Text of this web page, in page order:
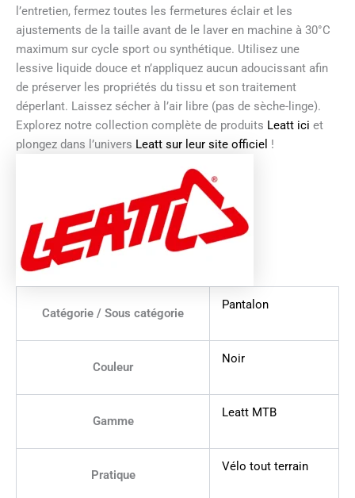
l’entretien, fermez toutes les fermetures éclair et les
ajustements de la taille avant de le laver en machine à 30°C
maximum sur cycle sport ou synthétique. Utilisez une
lessive liquide douce et n’appliquez aucun adoucissant afin
de préserver les propriétés du tissu et son traitement
déperlant. Laissez sécher à l’air libre (pas de sèche-linge).
Explorez notre collection complète de produits Leatt ici et
plongez dans l’univers Leatt sur leur site officiel !
Catégorie / Sous catégorie
Pantalon
Couleur
Noir
Gamme
Leatt MTB
Pratique
Vélo tout terrain